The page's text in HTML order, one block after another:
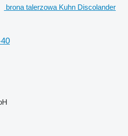
brona talerzowa Kuhn Discolander